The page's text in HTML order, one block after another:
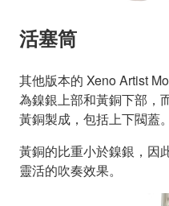
活塞筒
其他版本的 Xeno Artist
為鎳銀上部和黃銅下部，
黃銅製成，包括上下閥蓋。
黃銅的比重小於鎳銀，因
靈活的吹奏效果。